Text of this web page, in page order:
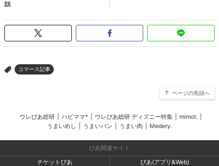
> コマース記事
ページの先頭へ
ウレぴあ総研 ハピママ* ウレぴあ総研 ディズニー特集 mimot.
うまいめし
うまいパン うまい肉 Medery.
ぴあ関連サイト
チケットぴあ
ぴあ(アプリ&Web)